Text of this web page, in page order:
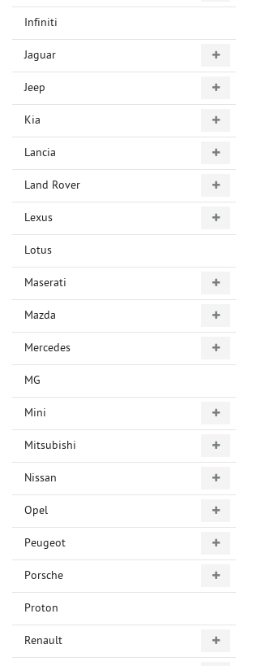
Infiniti
Jaguar
Jeep
Kia
Lancia
Land Rover
Lexus
Lotus
Maserati
Mazda
Mercedes
MG
Mini
Mitsubishi
Nissan
Opel
Peugeot
Porsche
Proton
Renault